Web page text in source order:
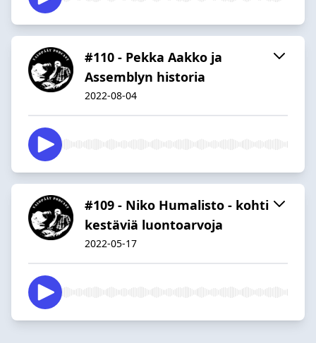
#110 - Pekka Aakko ja
Assemblyn historia
2022-08-04
#109 - Niko Humalisto - kohti
kestäviä luontoarvoja
2022-05-17